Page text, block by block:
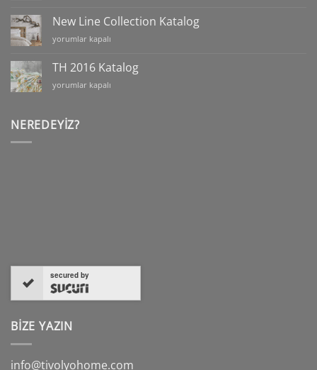
2017
Katalog
için
New Line Collection Katalog
New
Collection
Katalog
için
yorumlar kapalı
TH 2016 Katalog
TH
için
yorumlar kapalı
NEREDEYIZ?
secured by
BİZE YAZIN
info@tivolyohome.com